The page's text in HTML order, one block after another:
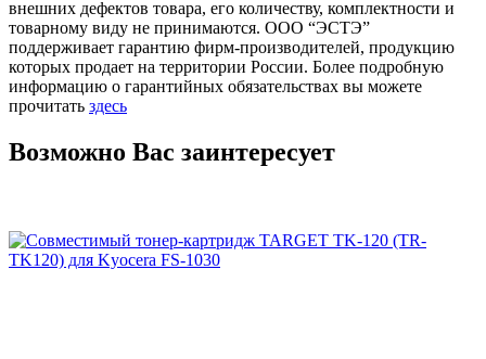
внешних дефектов товара, его количеству, комплектности и
товарному виду не принимаются. ООО “ЭСТЭ”
поддерживает гарантию фирм-производителей, продукцию
которых продает на территории России. Более подробную
информацию о гарантийных обязательствах вы можете
прочитать здесь
Возможно Вас заинтересует